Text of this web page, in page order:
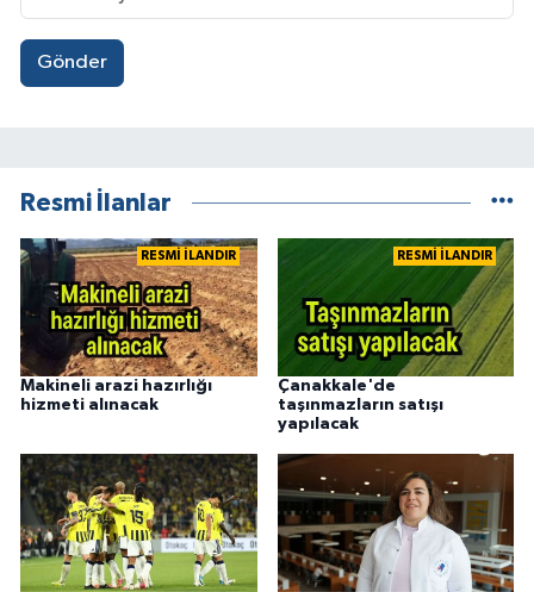
Gönder
Resmi İlanlar
RESMİ İLANDIR
Makineli arazi hazırlığı
hizmeti alınacak
RESMİ İLANDIR
Çanakkale'de
taşınmazların satışı
yapılacak